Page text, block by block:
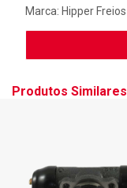
Marca: Hipper Freios
Produtos Similares